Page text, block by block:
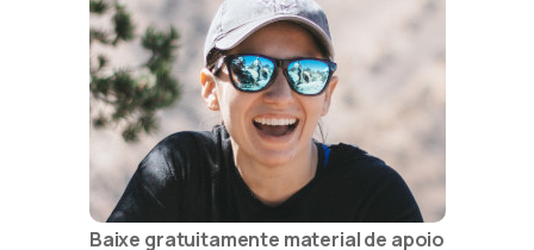
Baixe gratuitamente material de apoio